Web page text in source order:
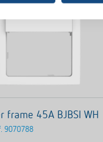
frame 45A BJBSI WH
9070788